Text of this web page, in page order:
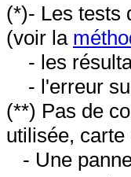
(*)- Les tests
(voir la
- les
- l'erreur
(**) Pas de
utilisée, carte
- Une